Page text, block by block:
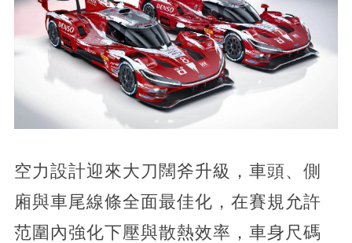
空力設計迎來大刀闊斧升級，車頭、側
廂與車尾線條全面最佳化，在賽規允許
范圍內強化下壓與散熱效率，車身尺碼